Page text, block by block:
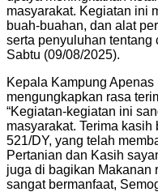
masyarakat. Kegiatan ini
buah-buahan, dan alat
serta penyuluhan tentang
Sabtu (09/08/2025).
Kepala Kampung
mengungkapkan rasa
“Kegiatan-kegiatan ini
masyarakat. Terima
521/DY, yang telah
Pertanian dan Kasih
juga di bagikan Makanan
sangat bermanfaat,